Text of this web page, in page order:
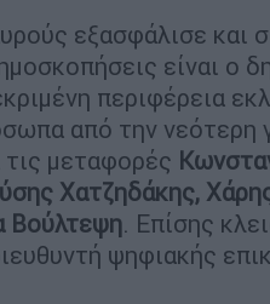
εξασφάλισε και
είναι ο
περιφέρεια
από την νεότερη
μεταφορές
Χατζηδάκης,
Βούλτεψη. Επίσης
ψηφιακής